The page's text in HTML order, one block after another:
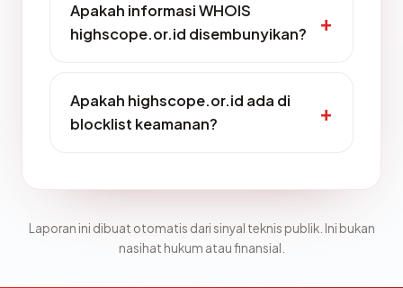
Apakah informasi WHOIS
highscope.or.id disembunyikan?
Apakah highscope.or.id ada di
blocklist keamanan?
Laporan ini dibuat otomatis dari sinyal teknis publik. Ini bukan
nasihat hukum atau finansial.